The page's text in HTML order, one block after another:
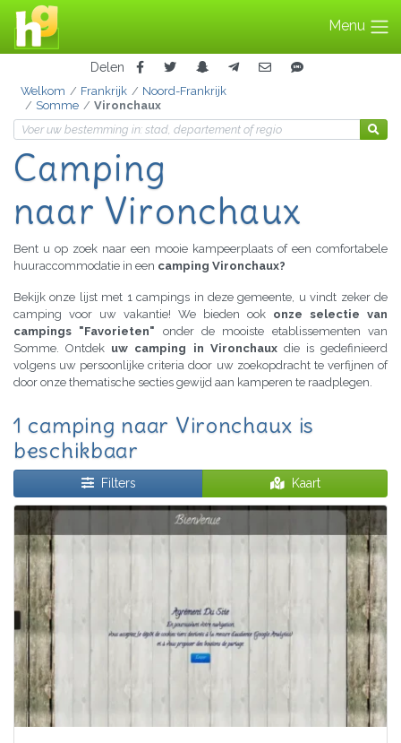
Menu
Delen
Welkom Frankrijk
Noord-Frankrijk
Somme
Vironchaux
Camping
naar Vironchaux
Bent u op zoek naar een mooie kampeerplaats of een comfortabele
huuraccommodatie in een camping Vironchaux?
Bekijk onze lijst met 1 campings in deze gemeente, u vindt zeker de
camping voor uw vakantie! We bieden ook onze selectie van
campings "Favorieten" onder de mooiste etablissementen van
Somme. Ontdek uw camping in Vironchauxdie is gedefinieerd
volgens uw persoonlijke criteria door uw zoekopdracht te verfijnen of
door onze thematische secties gewijd aan kamperen te raadplegen.
1 camping naar Vironchaux is
beschikbaar
Filters Kaart